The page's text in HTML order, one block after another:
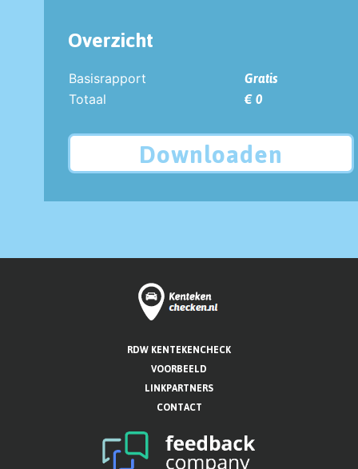
Overzicht
Basisrapport
Gratis
Totaal
€ 0
Downloaden
RDW KENTEKENCHECK
VOORBEELD
LINKPARTNERS
CONTACT